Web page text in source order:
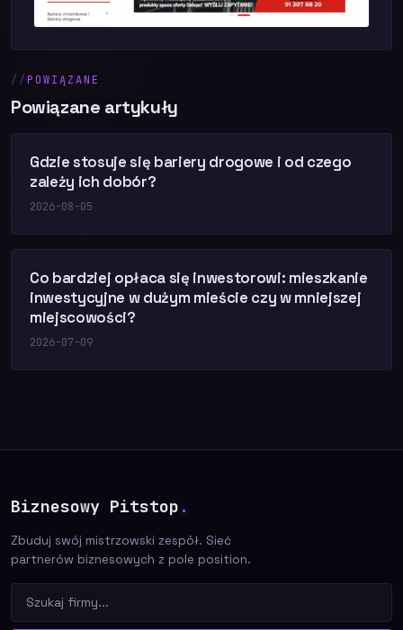
POWIĄZANE
Powiązane artykuły
Gdzie stosuje się bariery drogowe i od czego
zależy ich dobór?
2026-08-05
Co bardziej opłaca się inwestorowi: mieszkanie
inwestycyjne w dużym mieście czy w mniejszej
miejscowości?
2026-07-09
Biznesowy Pitstop .
Zbuduj swój mistrzowski zespół. Sieć
partnerów biznesowych z pole position.